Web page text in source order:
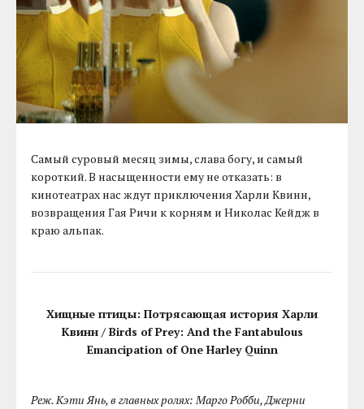
Самый суровый месяц зимы, слава богу, и самый
короткий. В насыщенности ему не отказать: в
кинотеатрах нас ждут приключения Харли Квинн,
возвращения Гая Ричи к корням и Николас Кейдж в
краю альпак.
Хищные птицы: Потрясающая история Харли
Квинн / Birds of Prey: And the Fantabulous
Emancipation of One Harley Quinn
Реж. Кэти Янь, в главных ролях: Марго Робби, Джерни